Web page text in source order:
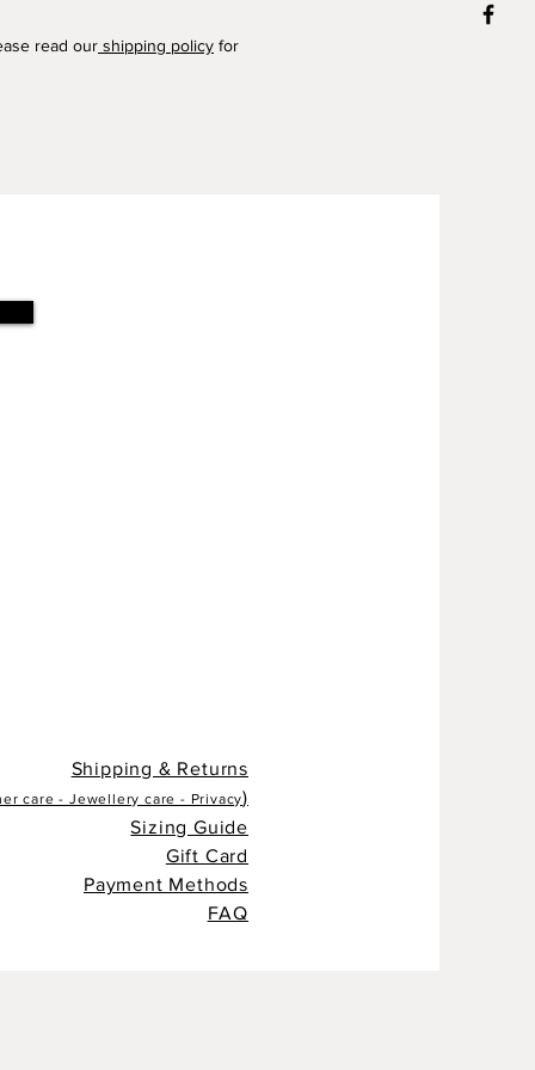
read our shipping policy for
Shipping & Returns
care - Jewellery care - Privacy)
Sizing Guide
Gift Card
Payment Methods
FAQ